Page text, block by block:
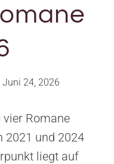
Juni 24, 2026
Romane
2021 und 2024
liegt auf